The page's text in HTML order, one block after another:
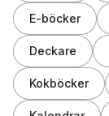
E-böcker
Deckare
Kokböcker